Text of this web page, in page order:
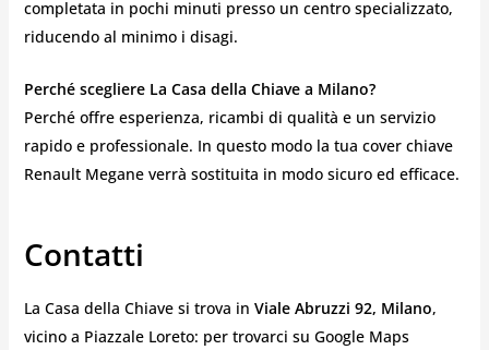
completata in pochi minuti presso un centro specializzato,
riducendo al minimo i disagi.
Perché scegliere La Casa della Chiave a Milano?
Perché offre esperienza, ricambi di qualità e un servizio
rapido e professionale. In questo modo la tua cover chiave
Renault Megane verrà sostituita in modo sicuro ed efficace.
Contatti
La Casa della Chiave si trova in Viale Abruzzi 92, Milano,
vicino a Piazzale Loreto: per trovarci su Google Maps